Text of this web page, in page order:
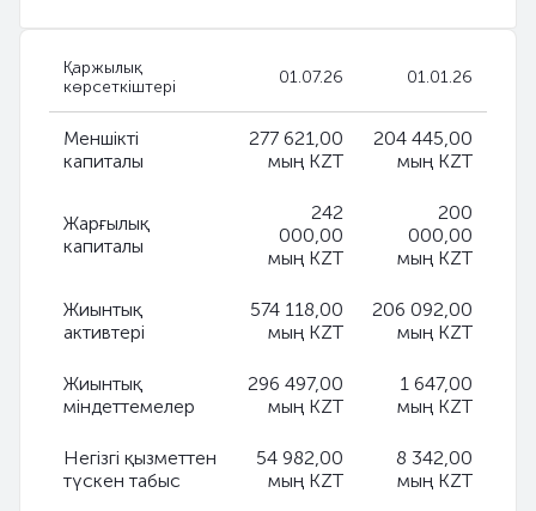
Қаржылық
көрсеткіштері
01.07.26 01.01.26
Меншікті
капиталы
277 621,00
мың KZT
204 445,00
мың KZT
Жарғылық
капиталы
242
000,00
мың KZT
200
000,00
мың KZT
Жиынтық
активтері
574 118,00
мың KZT
206 092,00
мың KZT
Жиынтық
міндеттемелер
296 497,00
мың KZT
1 647,00
мың KZT
Негізгі қызметтен
түскен табыс
54 982,00
мың KZT
8 342,00
мың KZT